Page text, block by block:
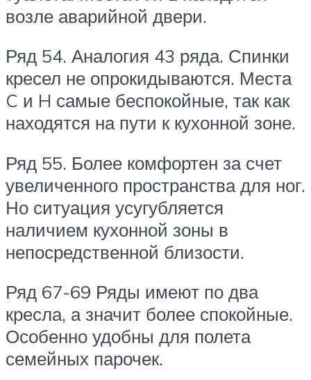
возле аварийной двери.
Ряд 54. Аналогия 43 ряда. Спинки
кресел не опрокидываются. Места
C и H самые беспокойные, так как
находятся на пути к кухонной зоне.
Ряд 55. Более комфортен за счет
увеличенного пространства для ног.
Но ситуация усугубляется
наличием кухонной зоны в
непосредственной близости.
Ряд 67-69 Ряды имеют по два
кресла, а значит более спокойные.
Особенно удобны для полета
семейных парочек.